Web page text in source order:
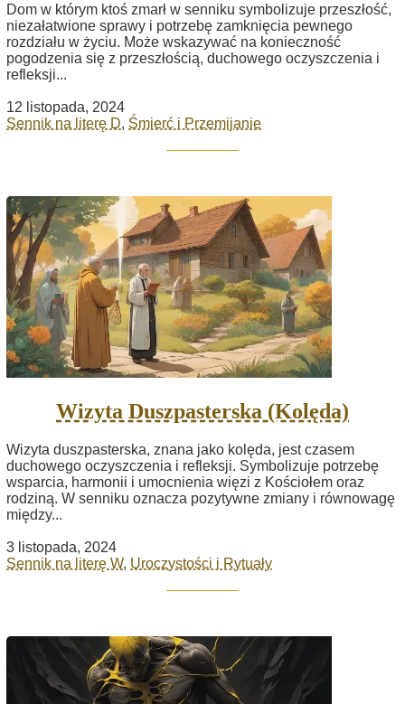
Dom w którym ktoś zmarł w senniku symbolizuje przeszłość,
niezałatwione sprawy i potrzebę zamknięcia pewnego
rozdziału w życiu. Może wskazywać na konieczność
pogodzenia się z przeszłością, duchowego oczyszczenia i
refleksji...
12 listopada, 2024
Sennik na literę D, Śmierć i Przemijanie
Wizyta Duszpasterska (Kolęda)
Wizyta duszpasterska, znana jako kolęda, jest czasem
duchowego oczyszczenia i refleksji. Symbolizuje potrzebę
wsparcia, harmonii i umocnienia więzi z Kościołem oraz
rodziną. W senniku oznacza pozytywne zmiany i równowagę
między...
3 listopada, 2024
Sennik na literę W, Uroczystości i Rytuały